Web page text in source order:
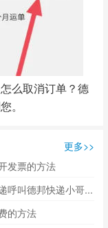
么取消订单？德
。
更多>>
发票的方法
德邦快递怎么呼叫德邦快递小哥？-德邦快递呼叫德邦快递小哥的方法
的方法